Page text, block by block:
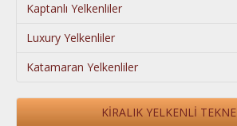
Kaptanlı Yelkenliler
Luxury Yelkenliler
Katamaran Yelkenliler
KİRALIK YELKENLİ